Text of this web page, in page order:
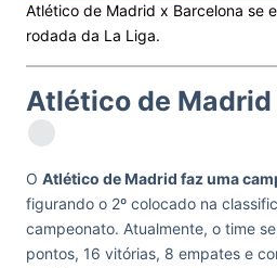
Atlético de Madrid x Barcelona se
rodada da La Liga.
Atlético de Madrid
O Atlético de Madrid faz uma
figurando o 2º colocado na
campeonato. Atualmente, o time
pontos, 16 vitórias, 8 empates e